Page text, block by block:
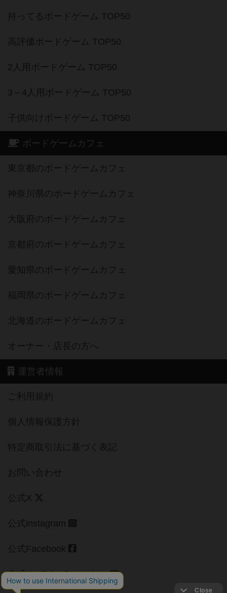
持ってるボードゲーム TOP50
高評価ボードゲーム TOP50
2人用ボードゲーム TOP50
3～4人用ボードゲーム TOP50
子供向けボードゲーム TOP50
ボードゲームカフェ
東京都のボードゲームカフェ
神奈川県のボードゲームカフェ
大阪府のボードゲームカフェ
京都府のボードゲームカフェ
愛知県のボードゲームカフェ
福岡県のボードゲームカフェ
北海道のボードゲームカフェ
オーナー・店長の方へ
運営者情報
ご利用規約
個人情報保護方針
特定商取引法に基づく表記
お問い合わせ
公式X
公式instagram
公式Facebook
公式YouTubeチャンネル